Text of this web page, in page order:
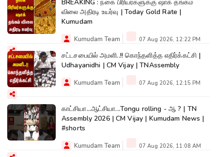
BREAKING : நகை பிரியர்களுக்கு ஷாக் தங்கம்
விலை அதிரடி உயர்வு | Today Gold Rate |
Kumudam
Kumudam Team 07 Aug 2026, 12:22 PM
சட்டசபையில் அமளி..!! கொந்தளித்த எதிர்க்கட்சி |
Udhayanidhi | CM Vijay | TNAssembly
Kumudam Team 07 Aug 2026, 12:15 PM
காட்சியா...ஆட்சியா...Tongu rolling - ஆ ? | TN
Assembly 2026 | CM Vijay | Kumudam News |
#shorts
Kumudam Team 07 Aug 2026, 11:08 AM